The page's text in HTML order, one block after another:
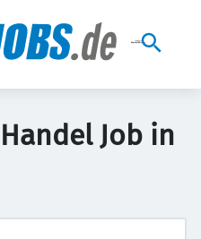
Job in